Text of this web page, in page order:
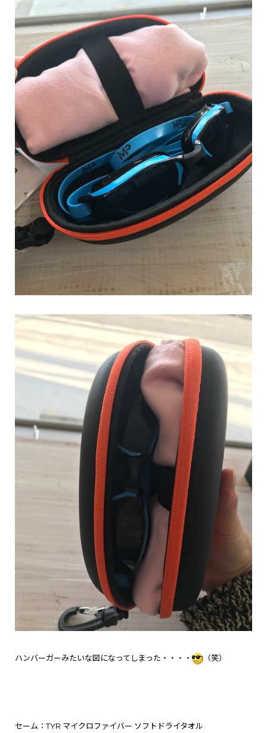
ハンバーガーみたいな図になってしまった・・・・ （笑）
セーム：TYR マイクロファイバー ソフトドライタオル